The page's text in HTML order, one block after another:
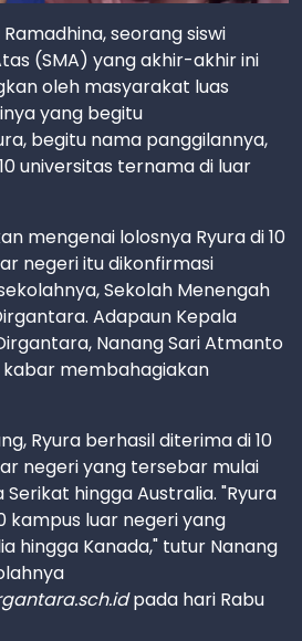
seorang siswi
(SMA) yang akhir-akhir ini
oleh masyarakat luas
yang begitu
begitu nama panggilannya,
universitas ternama di luar
mengenai lolosnya Ryura di 10
negeri itu dikonfirmasi
Sekolah Menengah
Adapaun Kepala
Nanang Sari Atmanto
membahagiakan
Ryura berhasil diterima di 10
negeri yang tersebar mulai
hingga Australia. "Ryura
kampus luar negeri yang
hingga Kanada," tutur Nanang
pada hari Rabu